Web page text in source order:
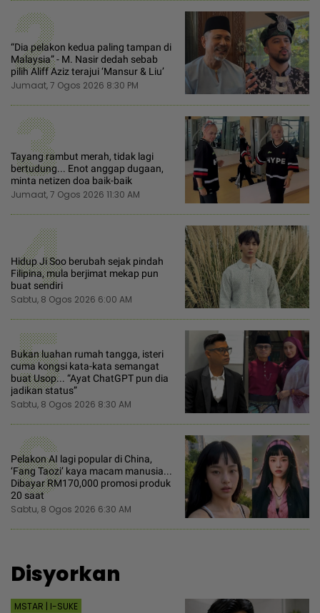
2
“Dia pelakon kedua paling tampan di
Malaysia” - M. Nasir dedah sebab
pilih Aliff Aziz terajui ‘Mansur & Liu’
Jumaat, 7 Ogos 2026 8:30 PM
3
Tayang rambut merah, tidak lagi
bertudung... Enot anggap dugaan,
minta netizen doa baik-baik
Jumaat, 7 Ogos 2026 11:30 AM
4
Hidup Ji Soo berubah sejak pindah
Filipina, mula berjimat mekap pun
buat sendiri
Sabtu, 8 Ogos 2026 6:00 AM
5
Bukan luahan rumah tangga, isteri
cuma kongsi kata-kata semangat
buat Usop... “Ayat ChatGPT pun dia
jadikan status”
Sabtu, 8 Ogos 2026 8:30 AM
6
Pelakon AI lagi popular di China,
‘Fang Taozi’ kaya macam manusia...
Dibayar RM170,000 promosi produk
20 saat
Sabtu, 8 Ogos 2026 6:30 AM
Disyorkan
MSTAR | I-SUKE